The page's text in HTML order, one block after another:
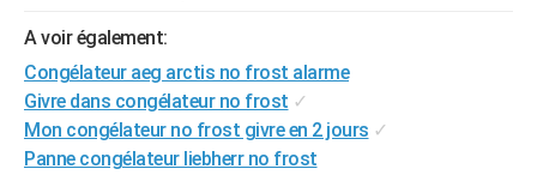
GUIDES D'ACHAT
BONS PLANS
CARTE DE VOEUX
A voir également:
Congélateur aeg arctis no frost alarme
Givre dans congélateur no frost ✓
Mon congélateur no frost givre en 2 jours ✓
Panne congélateur liebherr no frost